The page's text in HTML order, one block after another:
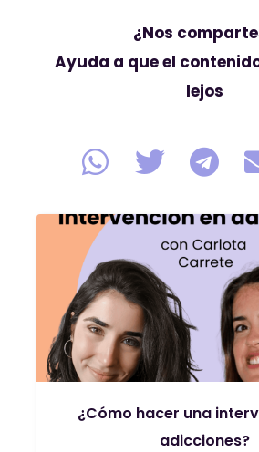
¿Nos
Ayuda a que el
lejos
¿Cómo hacer una
adicciones?